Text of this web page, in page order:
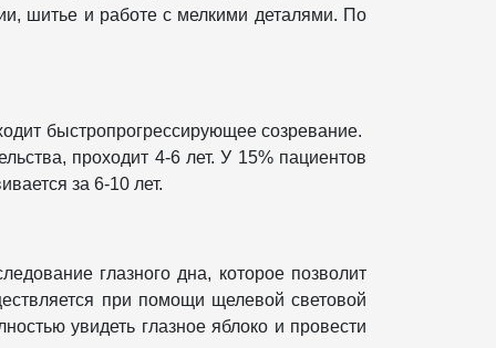
шитье и работе с мелкими деталями. По
быстропрогрессирующее созревание.
проходит 4-6 лет. У 15% пациентов
за 6-10 лет.
глазного дна, которое позволит
при помощи щелевой световой
увидеть глазное яблоко и провести